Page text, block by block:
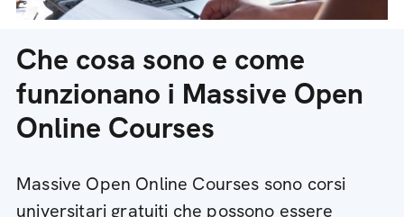
Che cosa sono e come
funzionano i Massive Open
Online Courses
Massive Open Online Courses sono corsi
universitari gratuiti che possono essere